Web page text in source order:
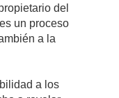
del
un proceso
a la
a los